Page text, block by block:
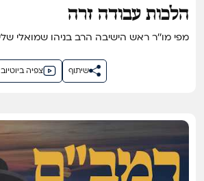
הלכות עבודה זרה
מפי מו''ר ראש הישיבה הרב בניהו שמואלי שליט''א
צפיה ביוטיוב שיתוף